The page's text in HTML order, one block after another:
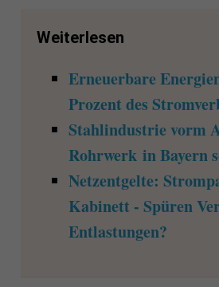
Weiterlesen
Erneuerbare
Prozent des
Stahlindustrie vorm
Rohrwerk in Bayern
Netzentgelte:
Kabinett - Spüren
Entlastungen?